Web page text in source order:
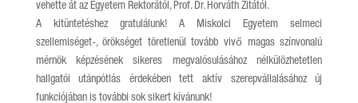
vehette át az Egyetem Rektorától, Prof. Dr. Horváth Zitától.
A kitüntetéshez gratulálunk! A Miskolci Egyetem selmeci
szellemiséget-, örökséget töretlenül tovább vivő magas színvonalú
mérnök képzésének sikeres megvalósulásához nélkülözhetetlen
hallgatói utánpótlás érdekében tett aktív szerepvállalásához új
funkciójában is további sok sikert kívánunk!